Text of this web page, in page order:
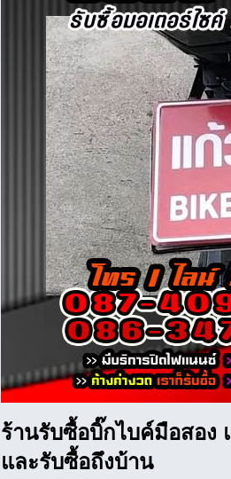
ร้านรับซื้อบิ๊กไบค์มือสอง
และรับซื้อถึงบ้าน